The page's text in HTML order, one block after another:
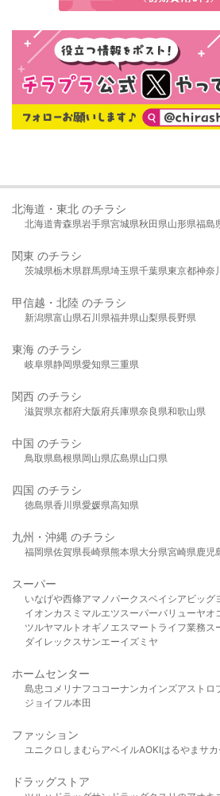
北海道・東北 のチラシ
北海道青森県岩手県宮城県秋田県山形県福島
関東 のチラシ
茨城県栃木県群馬県埼玉県千葉県東京都神奈
甲信越・北陸 のチラシ
新潟県富山県石川県福井県山梨県長野県
東海 のチラシ
岐阜県静岡県愛知県三重県
関西 のチラシ
滋賀県京都府大阪府兵庫県奈良県和歌山県
中国 のチラシ
鳥取県島根県岡山県広島県山口県
四国 のチラシ
徳島県香川県愛媛県高知県
九州・沖縄 のチラシ
福岡県佐賀県長崎県熊本県大分県宮崎県鹿児
スーパー
いなげや西條アマノパークスベイシア ビッグ
イオンカスミ マルエツスーパーバリューヤオ
ツルヤマルト オギノ エスマート ライフ業務ス
ダイレックスサンエーイズミヤ
ホームセンター
島忠 コメリ ナフコ コーナンカインズアストロ
ジョイフル本田
ファッション
ユニクロ しまむら アベイルAOKIはるやま サ
ドラッグストア